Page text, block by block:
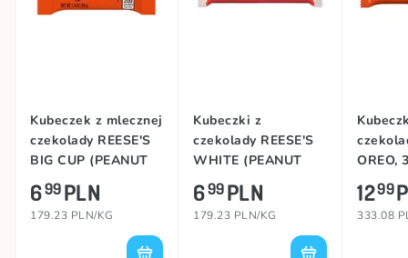
Kubeczek z mlecznej
czekolady REESE'S
BIG CUP (PEANUT
BUTTER), 39g
699PLN
179.23 PLN/KG
Kubeczki z
czekolady REESE'S
WHITE (PEANUT
BUTTER), 39,5g
699PLN
179.23 PLN/KG
OREO,
1299
333.08